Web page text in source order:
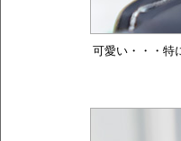
可愛い・・・特